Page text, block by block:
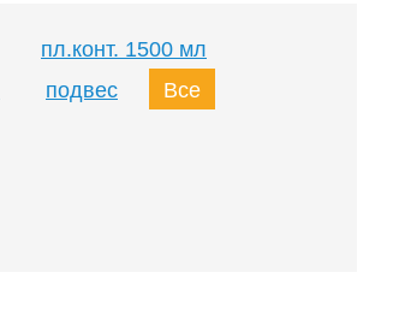
пл.конт. 1500 мл
подвес Все